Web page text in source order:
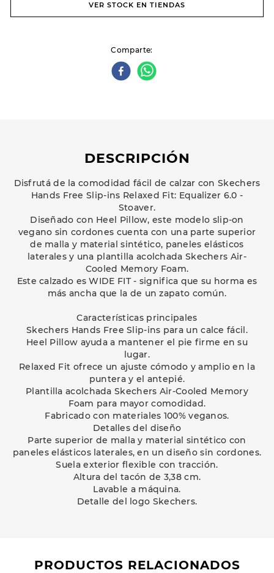
VER STOCK EN TIENDAS
Comparte
DESCRIPCIÓN
Disfrutá de la comodidad fácil de calzar con Skechers
Hands Free Slip-ins Relaxed Fit: Equalizer 6.0 -
Stoaver.
Diseñado con Heel Pillow, este modelo slip-on
vegano sin cordones cuenta con una parte superior
de malla y material sintético, paneles elásticos
laterales y una plantilla acolchada Skechers Air-
Cooled Memory Foam.
Este calzado es WIDE FIT - significa que su horma es
más ancha que la de un zapato común.
Características principales
Skechers Hands Free Slip-ins para un calce fácil.
Heel Pillow ayuda a mantener el pie firme en su
lugar.
Relaxed Fit ofrece un ajuste cómodo y amplio en la
puntera y el antepié.
Plantilla acolchada Skechers Air-Cooled Memory
Foam para mayor comodidad.
Fabricado con materiales 100% veganos.
Detalles del diseño
Parte superior de malla y material sintético con
paneles elásticos laterales, en un diseño sin cordones.
Suela exterior flexible con tracción.
Altura del tacón de 3,38 cm.
Lavable a máquina.
Detalle del logo Skechers.
PRODUCTOS RELACIONADOS